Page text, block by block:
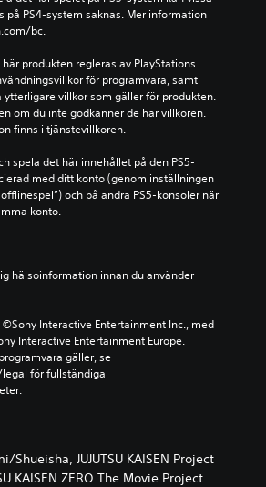
på PS4-system saknas. Mer information
bc.
produkten regleras av PlayStations
för programvara, samt
villkor som gäller för produkten.
om du inte godkänner de här villkoren.
finns i tjänstevillkoren.
spela det här innehållet på den PS5-
med ditt konto (genom inställningen
och på andra PS5-konsoler när
konto.
Interactive Entertainment Inc., med
Interactive Entertainment Europe.
gäller, se
för fullständiga
Shueisha, JUJUTSU KAISEN Project
KAISEN ZERO The Movie Project